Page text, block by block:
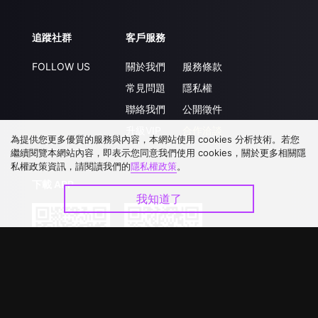
追蹤社群
FOLLOW US
客戶服務
關於我們
常見問題
聯絡我們
服務條款
隱私權
公開徵件
下載 APP
為提供您更多優質的服務與內容，本網站使用 cookies 分析技術。若您
繼續閱覽本網站內容，即表示您同意我們使用 cookies，關於更多相關隱
私權政策資訊，請閱讀我們的隱私權政策。
我知道了